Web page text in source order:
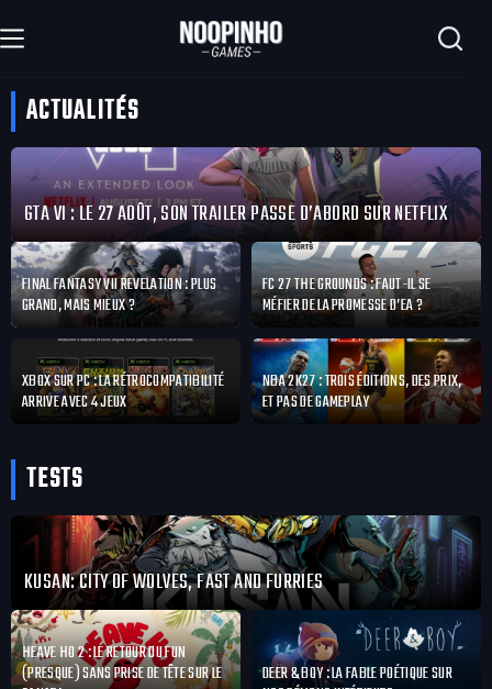
au
contenu
ACTUALITÉS
GTA VI : LE 27 AOÛT, SON TRAILER PASSE D’ABORD SUR NETFLIX
FINAL FANTASY VII REVELATION : PLUS
GRAND, MAIS MIEUX ?
FC 27 THE GROUNDS : FAUT-IL SE
MÉFIER DE LA PROMESSE D’EA ?
XBOX SUR PC : LA RÉTROCOMPATIBILITÉ
ARRIVE AVEC 4 JEUX
NBA 2K27 : TROIS ÉDITIONS, DES PRIX,
ET PAS DE GAMEPLAY
TESTS
KUSAN: CITY OF WOLVES, FAST AND FURRIES
HEAVE HO 2 : LE RETOUR DU FUN
(PRESQUE) SANS PRISE DE TÊTE SUR LE
DEER & BOY : LA FABLE POÉTIQUE SUR